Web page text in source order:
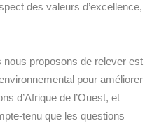
des valeurs d’excellence,
nous proposons de relever est
pour améliorer
d’Afrique de l’Ouest, et
tenu que les questions